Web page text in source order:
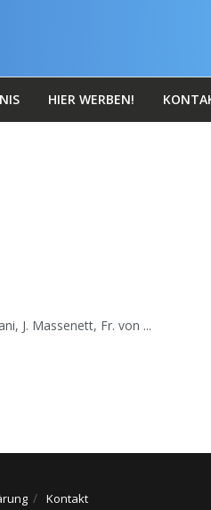
HIER WERBEN!
J. Massenett, Fr. von ...
Kontakt